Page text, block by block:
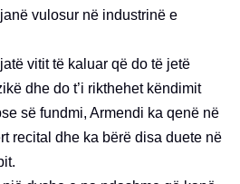
vulosur në industrinë e
vitit të kaluar që do të jetë
dhe do t’i rikthehet këndimit
së fundmi, Armendi ka qenë në
recital dhe ka bërë disa duete në